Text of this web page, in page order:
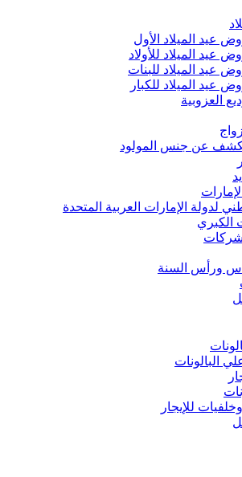
عيد الميلاد الأول
عيد الميلاد للأولاد
عيد الميلاد للبنات
عيد الميلاد للكبار
العزوبية
عن جنس المولود
لدولة الإمارات العربية المتحدة
الكبري
ورأس السنة
البالونات
للإيجار